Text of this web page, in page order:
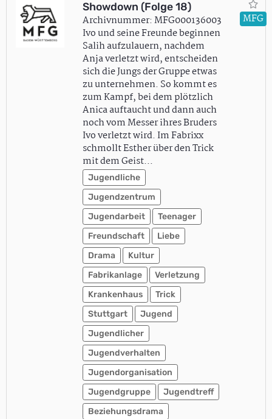
Showdown (Folge 18)
Archivnummer: MFG000136003
Ivo und seine Freunde beginnen
Salih aufzulauern, nachdem
Anja verletzt wird, entscheiden
sich die Jungs der Gruppe etwas
zu unternehmen. So kommt es
zum Kampf, bei dem plötzlich
Anica auftaucht und dann auch
noch vom Messer ihres Bruders
Ivo verletzt wird. Im Fabrixx
schmollt Esther über den Trick
mit dem Geist…
Jugendliche
Jugendzentrum
Jugendarbeit
Teenager
Freundschaft
Liebe
Drama
Kultur
Fabrikanlage
Verletzung
Krankenhaus
Trick
Stuttgart
Jugend
Jugendlicher
Jugendverhalten
Jugendorganisation
Jugendgruppe
Jugendtreff
Beziehungsdrama
MFG